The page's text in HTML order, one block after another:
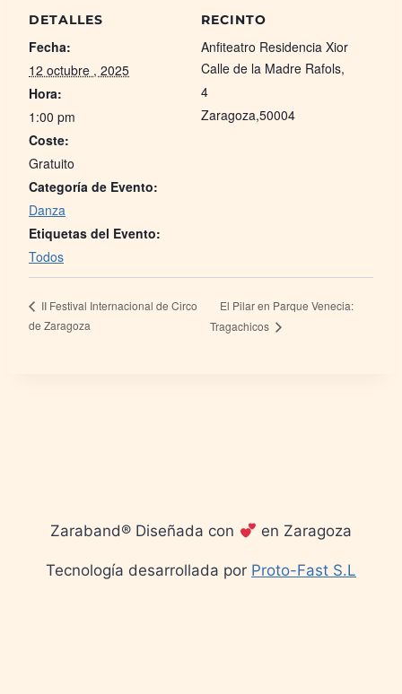
DETALLES
Fecha:
12 octubre , 2025
Hora:
1:00 pm
Coste:
Gratuito
Categoría de Evento:
Danza
Etiquetas del Evento:
Todos
RECINTO
Anfiteatro Residencia Xior
Calle de la Madre Rafols,
4
Zaragoza,50004
II Festival Internacional de Circo
de Zaragoza
El Pilar en Parque Venecia:
Tragachicos
Zaraband® Diseñada con en Zaragoza
Tecnología desarrollada por Proto-Fast S.L